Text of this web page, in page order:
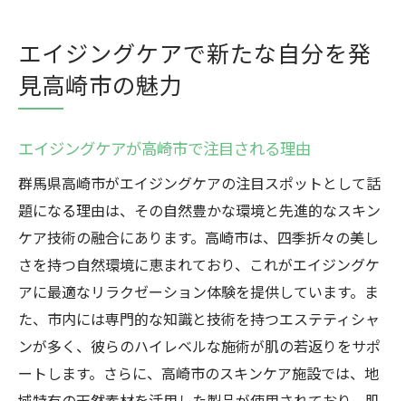
エイジングケアを通じて見つける新しい自
分
グケア
高崎市でのエイジングケアの始め方
リフレッシュとエイジングケアの相乗効果
高崎市でのエイジングケアの最新トレンド
エイジングケアでリフレッシュできる高崎
市のスポット
高崎市でのエイジングケアで心と体をリセ
ット
リフレッシュ習慣を取り入れる高崎市のエ
エイジングケアで新たな自分を発
見高崎市の魅力
エイジングケアが高崎市で注目される理由
群馬県高崎市がエイジングケアの注目スポットとして話
題になる理由は、その自然豊かな環境と先進的なスキン
ケア技術の融合にあります。高崎市は、四季折々の美し
さを持つ自然環境に恵まれており、これがエイジングケ
アに最適なリラクゼーション体験を提供しています。ま
た、市内には専門的な知識と技術を持つエステティシャ
ンが多く、彼らのハイレベルな施術が肌の若返りをサポ
ートします。さらに、高崎市のスキンケア施設では、地